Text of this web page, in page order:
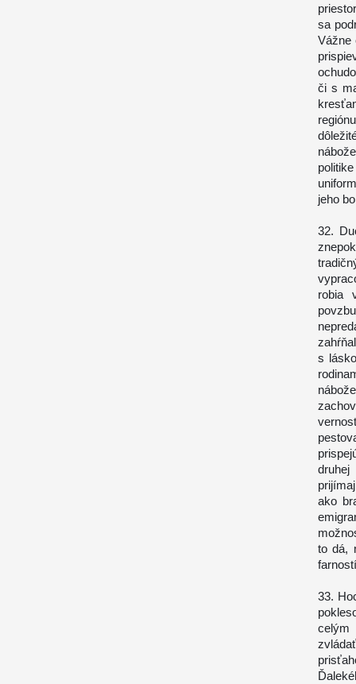
sa
Vážne
či s
jeho
32.
robia
s
ako
to dá,
33.
celým